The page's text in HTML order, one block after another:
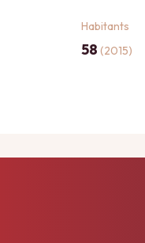
Habitants
58 (2015)